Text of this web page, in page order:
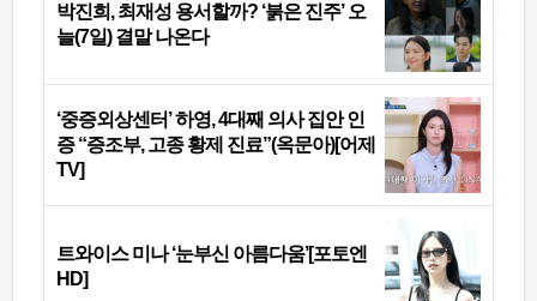
박진희, 최재성 용서할까? ‘붉은 진주’ 오
늘(7일) 결말 나온다
‘중증외상센터’ 하영, 4대째 의사 집안 인
증 “증조부, 고종 황제 진료”(옥문아)[어제
TV]
트와이스 미나 ‘눈부신 아름다움’[포토엔
HD]